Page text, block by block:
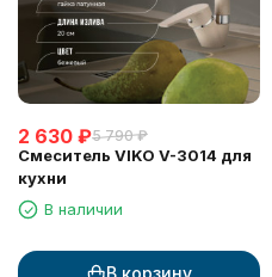
2 630 ₽5 790 ₽
Смеситель VIKO V-3014 для
кухни
В наличии